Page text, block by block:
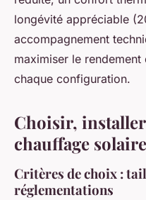
longévité appréciable
accompagnement
maximiser le rendement
chaque configuration.
Choisir,
chauffage solaire
Critères de choix :
réglementations